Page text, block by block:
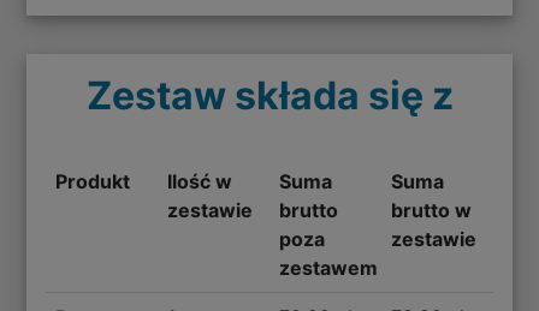
Zestaw składa się z
Produkt
Ilość w
zestawie
Suma
brutto
poza
zestawem
Suma
brutto w
zestawie